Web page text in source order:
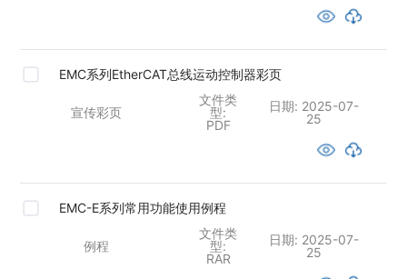
EMC系列EtherCAT总线运动控制器彩页
宣传彩页
文件类
型:
PDF
日期: 2025-07-
25
EMC-E系列常用功能使用例程
例程
文件类
型:
RAR
日期: 2025-07-
25